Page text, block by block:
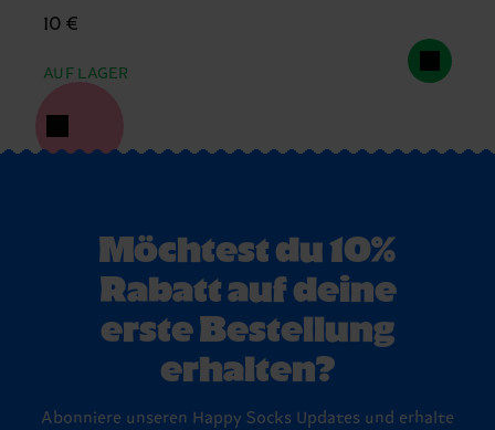
10 €
AUF LAGER
Möchtest du 10%
Rabatt auf deine
erste Bestellung
erhalten?
Abonniere unseren Happy Socks Updates und erhalte